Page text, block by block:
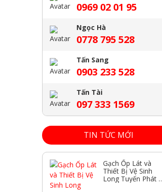
0969 02 01 95
Ngọc Hà
0778 795 528
Tấn Sang
0903 233 528
Tấn Tài
097 333 1569
TIN TỨC MỚI
Gạch Ốp Lát và
Thiết Bị Vệ Sinh
Long Tuyến Phát –